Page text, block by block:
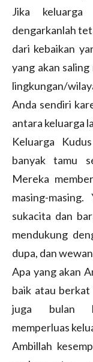
Jika
dengarkanlah
dari kebaikan
yang akan
lingkungan/
Anda sendiri
antara keluarga
Keluarga
banyak tamu
Mereka
masing-
sukacita dan
mendukung
dupa, dan
Apa yang akan
baik atau berkat
juga bulan
memperluas
Ambillah